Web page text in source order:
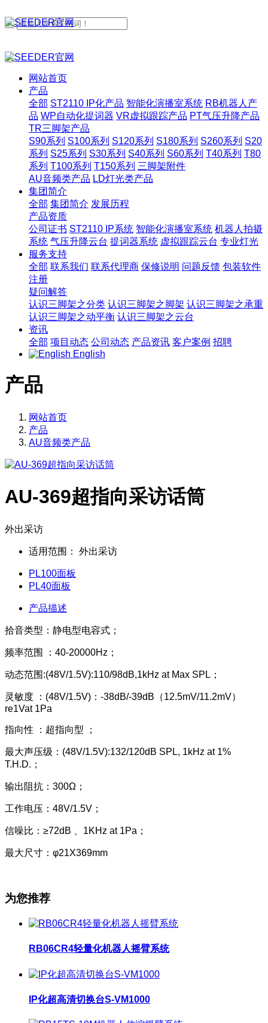
网站首页
产品
全部 ST2110 IP化产品 智能化演播室系统 RB机器人产
品 WP自动化提词器 VR虚拟跟踪产品 PT气压升降产品
TR三脚架产品
S90系列 S100系列 S120系列 S180系列 S260系列 S20
系列 S25系列 S30系列 S40系列 S60系列 T40系列 T80
系列 T100系列 T150系列 三脚架附件
AU音频类产品 LD灯光类产品
集团简介
全部 集团简介 发展历程
产品资质
公司证书 ST2110 IP系统 智能化演播室系统 机器人拍摄
系统 气压升降云台 提词器系统 虚拟跟踪云台 专业灯光
服务支持
全部 联系我们 联系代理商 保修说明 问题反馈 包装软件
注册
疑问解答
认识三脚架之分类 认识三脚架之脚架 认识三脚架之承重
认识三脚架之动平衡 认识三脚架之云台
资讯
全部 项目动态 公司动态 产品资讯 客户案例 招聘
English
产品
网站首页
产品
AU音频类产品
AU-369超指向采访话筒
外出采访
适用范围： 外出采访
PL100面板
PL40面板
产品描述
拾音类型：静电型电容式；
频率范围 ：40-20000Hz；
动态范围:(48V/1.5V):110/98dB,1kHz at Max SPL；
灵敏度 ：(48V/1.5V)：-38dB/-39dB（12.5mV/11.2mV）
re1Vat 1Pa
指向性 ：超指向型 ；
最大声压级：(48V/1.5V):132/120dB SPL, 1kHz at 1%
T.H.D.；
输出阻抗：300Ω；
工作电压：48V/1.5V；
信噪比：≥72dB 、1KHz at 1Pa；
最大尺寸：φ21X369mm
为您推荐
RB06CR4轻量化机器人摇臂系统
IP化超高清切换台S-VM1000